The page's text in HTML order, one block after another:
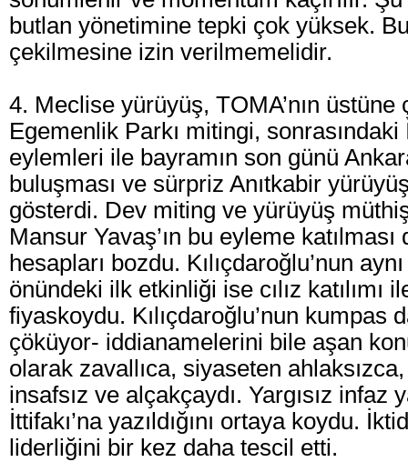
butlan yönetimine tepki çok yüksek.
çekilmesine izin verilmemelidir.
4. Meclise yürüyüş, TOMA’nın üstüne
Egemenlik Parkı mitingi,
eylemleri ile bayramın son günü
buluşması ve sürpriz Anıtkabir
gösterdi. Dev miting ve yürüyüş müthiş
Mansur Yavaş’ın bu eyleme
hesapları bozdu. Kılıçdaroğlu’nun
önündeki ilk etkinliği ise cılız katılımı
fiyaskoydu. Kılıçdaroğlu’nun kumpas
çöküyor- iddianamelerini bile aşan
olarak zavallıca, siyaseten
insafsız ve alçakçaydı. Yargısız infaz
İttifakı’na yazıldığını ortaya koydu.
liderliğini bir kez daha tescil etti.